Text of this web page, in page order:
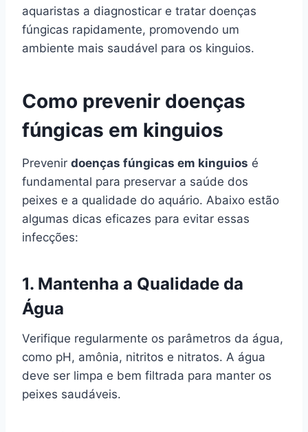
aquaristas a diagnosticar e tratar doenças
fúngicas rapidamente, promovendo um
ambiente mais saudável para os kinguios.
Como prevenir doenças
fúngicas em kinguios
Prevenir doenças fúngicas em kinguios é
fundamental para preservar a saúde dos
peixes e a qualidade do aquário. Abaixo estão
algumas dicas eficazes para evitar essas
infecções:
1. Mantenha a Qualidade da
Água
Verifique regularmente os parâmetros da água,
como pH, amônia, nitritos e nitratos. A água
deve ser limpa e bem filtrada para manter os
peixes saudáveis.